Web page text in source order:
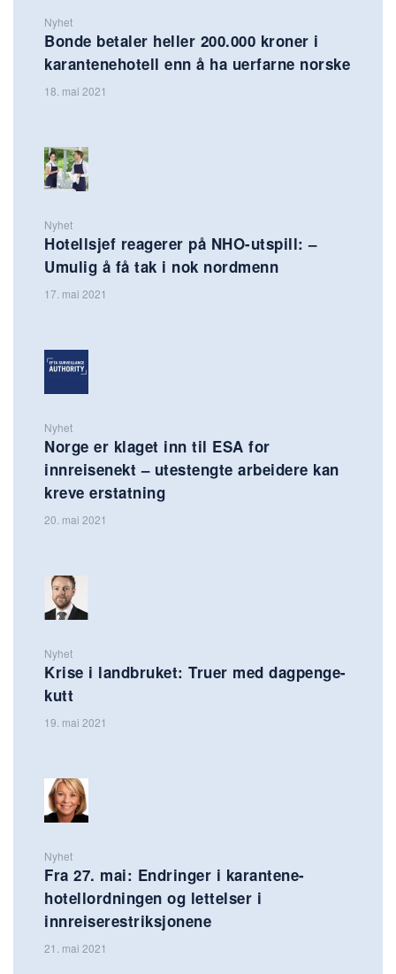
Nyhet
Bonde betaler heller 200.000 kroner i
karantenehotell enn å ha uerfarne norske
18. mai 2021
Nyhet
Hotellsjef reagerer på NHO-utspill: –
Umulig å få tak i nok nordmenn
17. mai 2021
Nyhet
Norge er klaget inn til ESA for
innreisenekt – utestengte arbeidere kan
kreve erstatning
20. mai 2021
Nyhet
Krise i landbruket: Truer med dagpenge-
kutt
19. mai 2021
Nyhet
Fra 27. mai: Endringer i karantene-
hotellordningen og lettelser i
innreiserestriksjonene
21. mai 2021